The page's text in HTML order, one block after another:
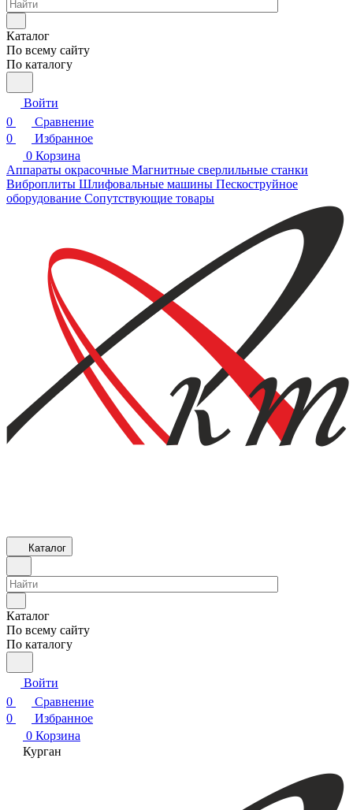
Каталог
По всему сайту
По каталогу
Войти
0
Сравнение
0
Избранное
0 Корзина
Аппараты окрасочные Магнитные сверлильные станки
Виброплиты Шлифовальные машины Пескоструйное
оборудование Сопутствующие товары
Каталог
Каталог
По всему сайту
По каталогу
Войти
0
Сравнение
0
Избранное
0 Корзина
Курган